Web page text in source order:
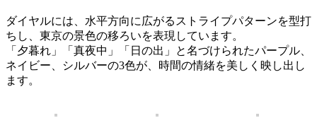
ダイヤルには、水平方向に広がるストライプパターンを型打
ちし、東京の景色の移ろいを表現しています。
「夕暮れ」「真夜中」「日の出」と名づけられたパープル、
ネイビー、シルバーの3色が、時間の情緒を美しく映し出し
ます。